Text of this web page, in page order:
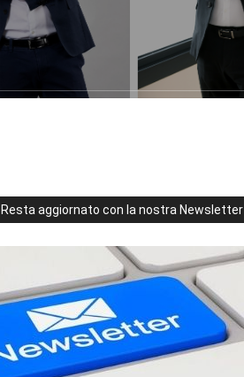
Resta aggiornato con la nostra Newsletter